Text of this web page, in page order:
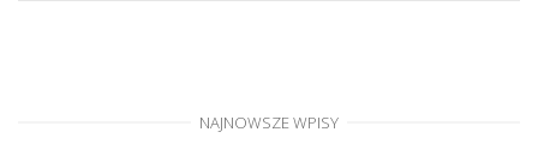
NAJNOWSZE WPISY